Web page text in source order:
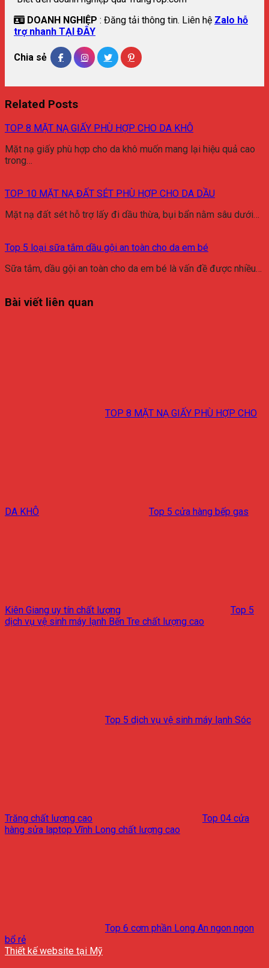
DOANH NGHIỆP : Đăng tải thông tin. Liên hệ Zalo hỗ
trợ nhanh TẠI ĐÂY
Chia sẻ
Related Posts
TOP 8 MẶT NẠ GIẤY PHÙ HỢP CHO DA KHÔ
Mặt nạ giấy phù hợp cho da khô muốn mang lại hiệu quả cao
trong…
TOP 10 MẶT NẠ ĐẤT SÉT PHÙ HỢP CHO DA DẦU
Mặt nạ đất sét hỗ trợ lấy đi dầu thừa, bụi bẩn nằm sâu dưới…
Top 5 loại sữa tắm dầu gội an toàn cho da em bé
Sữa tắm, dầu gội an toàn cho da em bé là vấn đề được nhiều…
Bài viết liên quan
TOP 8 MẶT NẠ GIẤY PHÙ HỢP CHO
DA KHÔ Top 5 cửa hàng bếp gas
Kiên Giang uy tín chất lượng
Top 5
dịch vụ vệ sinh máy lạnh Bến Tre chất lượng cao
Top 5 dịch vụ vệ sinh máy lạnh Sóc
Trăng chất lượng cao
Top 04 cửa
hàng sửa laptop Vĩnh Long chất lượng cao
Top 6 cơm phần Long An ngon ngon
bổ rẻ
Thiết kế website tại Mỹ